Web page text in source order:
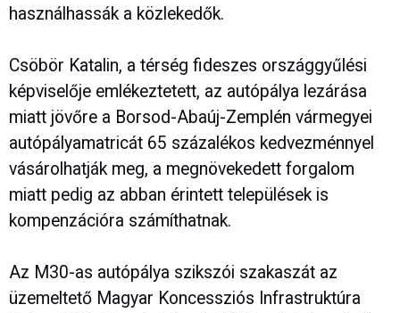
használhassák a közlekedők.
Csöbör Katalin, a térség fideszes országgyűlési
képviselője emlékeztetett, az autópálya lezárása
miatt jövőre a Borsod-Abaúj-Zemplén vármegyei
autópályamatricát 65 százalékos kedvezménnyel
vásárolhatják meg, a megnövekedett forgalom
miatt pedig az abban érintett települések is
kompenzációra számíthatnak.
Az M30-as autópálya szikszói szakaszát az
üzemeltető Magyar Koncessziós Infrastruktúra